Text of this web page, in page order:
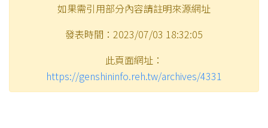
如果需引用部分內容請註明來源網址
發表時間：2023/07/03 18:32:05
此頁面網址：
https://genshininfo.reh.tw/archives/4331